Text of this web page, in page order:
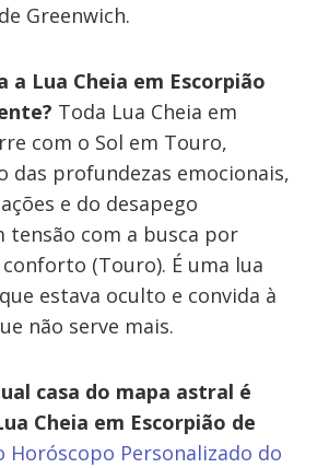
Greenwich.
a Lua Cheia em Escorpião
Toda Lua Cheia em
com o Sol em Touro,
das profundezas emocionais,
e do desapego
tensão com a busca por
(Touro). É uma lua
estava oculto e convida à
não serve mais.
casa do mapa astral é
Cheia em Escorpião de
Horóscopo Personalizado do